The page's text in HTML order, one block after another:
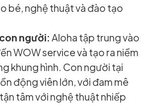
bé, nghệ thuật và đào tạo
người: Aloha tập trung vào
WOW service và tạo ra niềm
khung hình. Con người tại
động viên lớn, với đam mê
tâm với nghệ thuật nhiếp